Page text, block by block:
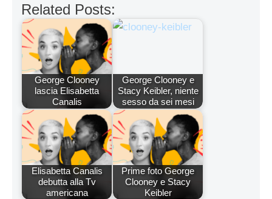
Related Posts:
George Clooney
lascia Elisabetta
Canalis
George Clooney e
Stacy Keibler, niente
sesso da sei mesi
Elisabetta Canalis
debutta alla Tv
americana
Prime foto George
Clooney e Stacy
Keibler